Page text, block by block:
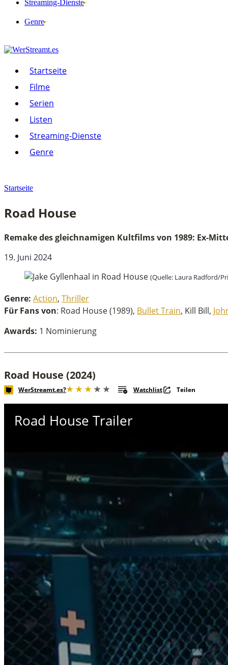
Streaming-Dienste
Genre
Startseite
Filme
Serien
Listen
Streaming-Dienste
Genre
Startseite
Filme
Road House
Remake des gleichnamigen Kultfilms von 1989: Ex-
19. Juni 2024
(Quelle: Laura Radford/
Genre: Action, Thriller
Für Fans von: Road House (1989), Bullet Train, Kill Bill,
Awards: 1 Nominierung
Road House (2024)
WerStreamt.es? Watchlist Teilen
Road House Trailer